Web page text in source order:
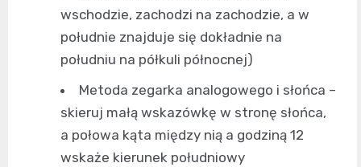
wschodzie, zachodzi na zachodzie, a w
południe znajduje się dokładnie na
południu na półkuli północnej)
Metoda zegarka analogowego i słońca –
skieruj małą wskazówkę w stronę słońca,
a połowa kąta między nią a godziną 12
wskaże kierunek południowy